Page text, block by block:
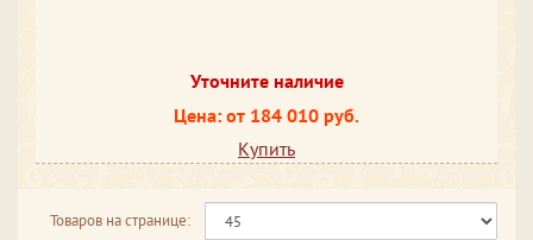
Уточните наличие
Цена: от 184 010 руб.
Купить
Товаров на странице: